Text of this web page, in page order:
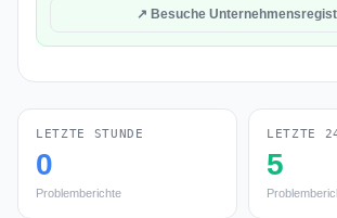
↗ Besuche
LETZTE STUNDE
0
Problemberichte
LETZTE
5